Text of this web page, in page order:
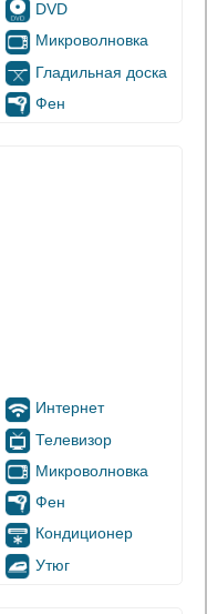
DVD
Микроволновка
Гладильная доска
Фен
Интернет
Телевизор
Микроволновка
Фен
Кондиционер
Утюг